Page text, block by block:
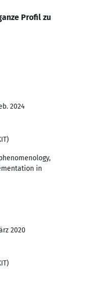
Profil zu
2024
in
2020